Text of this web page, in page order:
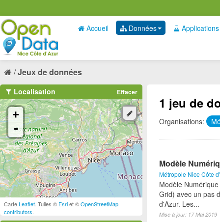
Accueil Données Applications
Jeux de données
1 jeu de
Organisations:
Modèle
Métropole Nice Côte
Modèle
Grid) avec un pas
d'Azur. Les...
Mise à jour: 17 Mai 2019
Localisation Effacer
+
-
CarteLeaflet . Tuiles © Esriet ©OpenStreetMap
contributors